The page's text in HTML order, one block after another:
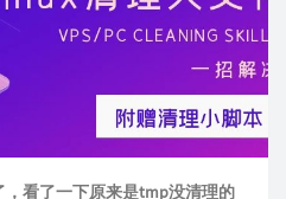
看了一下原来是tmp没清理的